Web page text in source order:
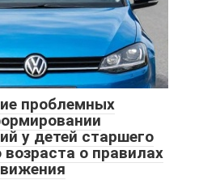
проблемных
у детей старшего
о правилах